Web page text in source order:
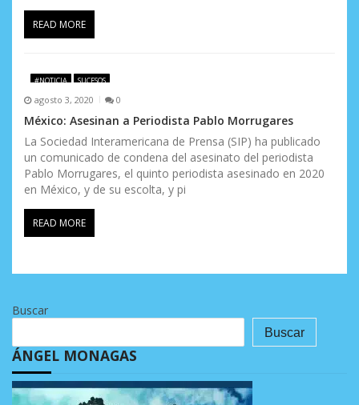
READ MORE
#NOTICIA SUCESOS
agosto 3, 2020 0
México: Asesinan a Periodista Pablo Morrugares
La Sociedad Interamericana de Prensa (SIP) ha publicado
un comunicado de condena del asesinato del periodista
Pablo Morrugares, el quinto periodista asesinado en 2020
en México, y de su escolta, y pi
READ MORE
Buscar
Buscar
ÁNGEL MONAGAS